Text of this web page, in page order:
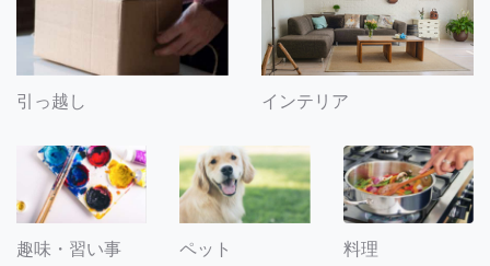
引っ越し インテリア
趣味・習い事 ペット 料理